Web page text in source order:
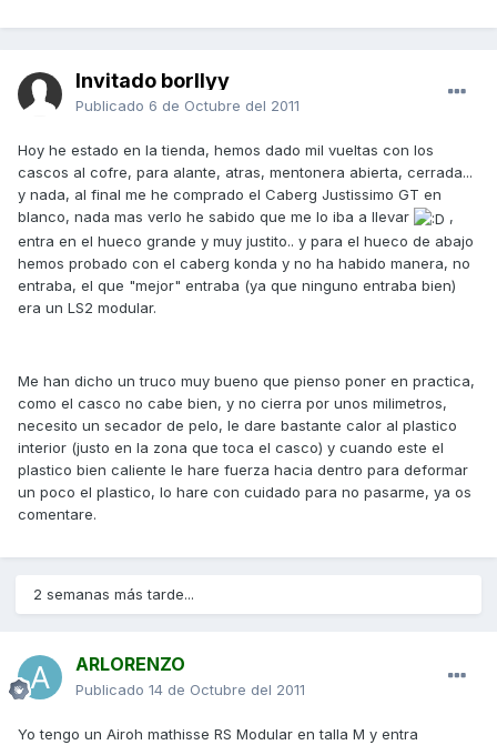
Invitado borllyy
Publicado 6 de Octubre del 2011
Hoy he estado en la tienda, hemos dado mil vueltas con los
cascos al cofre, para alante, atras, mentonera abierta, cerrada...
y nada, al final me he comprado el Caberg Justissimo GT en
blanco, nada mas verlo he sabido que me lo iba a llevar
,
entra en el hueco grande y muy justito.. y para el hueco de abajo
hemos probado con el caberg konda y no ha habido manera, no
entraba, el que "mejor" entraba (ya que ninguno entraba bien)
era un LS2 modular.
Me han dicho un truco muy bueno que pienso poner en practica,
como el casco no cabe bien, y no cierra por unos milimetros,
necesito un secador de pelo, le dare bastante calor al plastico
interior (justo en la zona que toca el casco) y cuando este el
plastico bien caliente le hare fuerza hacia dentro para deformar
un poco el plastico, lo hare con cuidado para no pasarme, ya os
comentare.
2 semanas más tarde...
ARLORENZO
Publicado 14 de Octubre del 2011
Yo tengo un Airoh mathisse RS Modular en talla M y entra